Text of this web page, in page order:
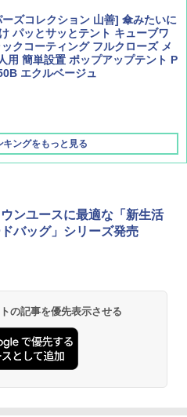
ズコレクション 山善] 傘みたいに
パッとサッとテント キューブワ
クコーティング フルクローズ メ
用 簡単設置 ポップアップテント P
エクルベージュ
ングをもっと見る
レー 熊よけスプレー 熊スプレー
販売】超強力クマ対策スプレー 30
噴射30秒）110ml（連続噴射15
期保存可能 緊急時用 日本国内発
ーアル 急速冷凍 空間倍増 衛生的
ンユースに最適な「新生活
バッグ」シリーズ発売
の記事を優先表示させる